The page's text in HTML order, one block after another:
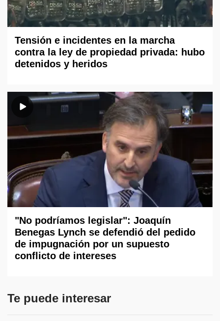
Tensión e incidentes en la marcha
contra la ley de propiedad privada: hubo
detenidos y heridos
"No podríamos legislar": Joaquín
Benegas Lynch se defendió del pedido
de impugnación por un supuesto
conflicto de intereses
Te puede interesar